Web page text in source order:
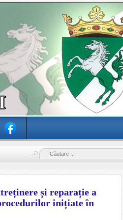
și reparație a
inițiate în